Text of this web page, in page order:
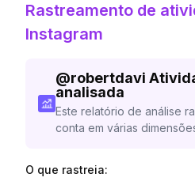
Rastreamento de
Instagram
@robertdavi
analisada
Este relatório de análise
conta em várias
O que rastreia: